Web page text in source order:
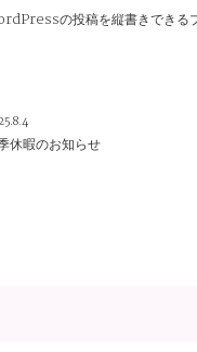
の投稿を縦書きできる
休暇のお知らせ